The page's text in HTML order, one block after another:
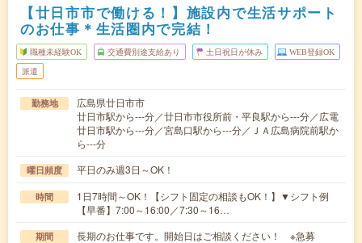
【廿日市市で働ける！】施設内で生活サポート
のお仕事＊生活圏内で完結！
職種未経験OK 交通費別途支給あり 土日祝日が休み WEB登録OK
派遣
勤務地
広島県廿日市市
廿日市駅から---分／廿日市市役所前・平良駅から---分／広電
廿日市駅から---分／宮島口駅から---分／ＪＡ広島病院前駅か
ら---分
曜日頻度 平日のみ週3日～OK！
時間
1日7時間～OK！【シフト固定の相談もOK！】▼シフト例
【早番】7:00～16:00／7:30～16…
期間 長期のお仕事です。開始日はご相談ください！ ※急募